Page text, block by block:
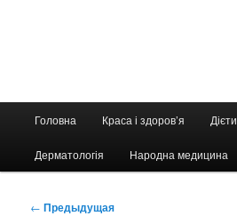
Головна Краса і здоров’я Дієти
Дерматологія Народна медицина
Навигация
← Предыдущая